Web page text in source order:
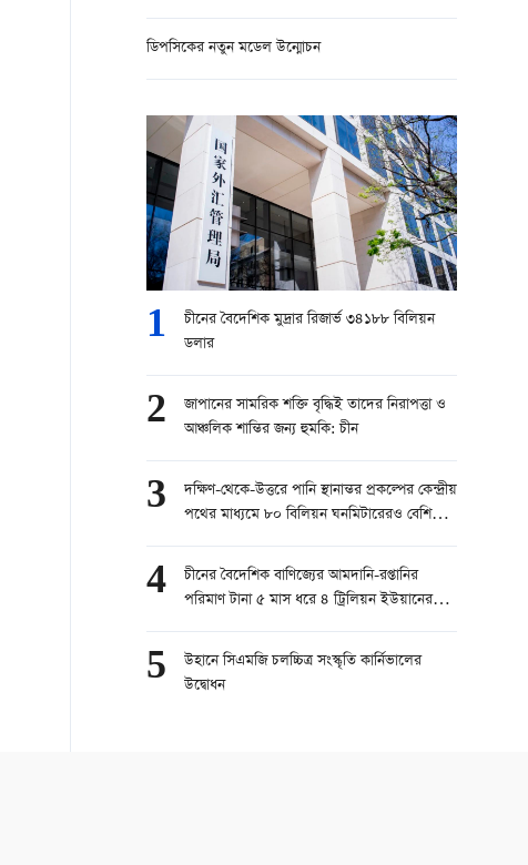
ডিপসিকের নতুন মডেল উন্মোচন
1
চীনের বৈদেশিক মুদ্রার রিজার্ভ ৩৪১৮৮ বিলিয়ন
ডলার
2
জাপানের সামরিক শক্তি বৃদ্ধিই তাদের নিরাপত্তা ও
আঞ্চলিক শান্তির জন্য হুমকি: চীন
3
দক্ষিণ-থেকে-উত্তরে পানি স্থানান্তর প্রকল্পের কেন্দ্রীয়
পথের মাধ্যমে ৮০ বিলিয়ন ঘনমিটারেরও বেশি
4
চীনের বৈদেশিক বাণিজ্যের আমদানি-রপ্তানির
পরিমাণ টানা ৫ মাস ধরে ৪ ট্রিলিয়ন ইউয়ানের
5
উহানে সিএমজি চলচ্চিত্র সংস্কৃতি কার্নিভালের
উদ্বোধন